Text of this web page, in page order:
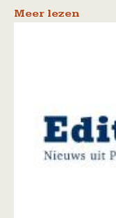
Meer lezen